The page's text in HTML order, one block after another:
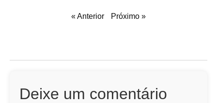
« Anterior Próximo »
Deixe um comentário